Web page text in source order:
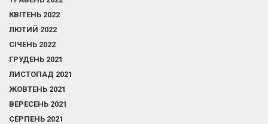
КВІТЕНЬ 2022
ЛЮТИЙ 2022
СІЧЕНЬ 2022
ГРУДЕНЬ 2021
ЛИСТОПАД 2021
ЖОВТЕНЬ 2021
ВЕРЕСЕНЬ 2021
СЕРПЕНЬ 2021